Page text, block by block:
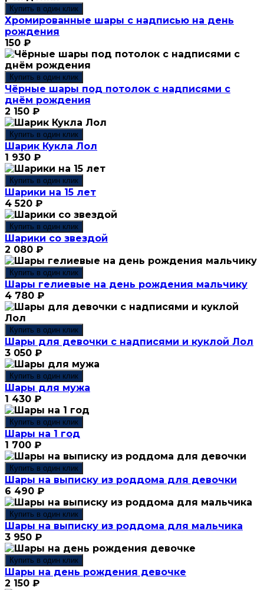
Купить в один клик
Хромированные шары с надписью на день
рождения
150 ₽
Купить в один клик
Чёрные шары под потолок с надписями с
днём рождения
2 150 ₽
Купить в один клик
Шарик Кукла Лол
1 930 ₽
Купить в один клик
Шарики на 15 лет
4 520 ₽
Купить в один клик
Шарики со звездой
2 080 ₽
Купить в один клик
Шары гелиевые на день рождения мальчику
4 780 ₽
Купить в один клик
Шары для девочки с надписями и куклой Лол
3 050 ₽
Купить в один клик
Шары для мужа
1 430 ₽
Купить в один клик
Шары на 1 год
1 700 ₽
Купить в один клик
Шары на выписку из роддома для девочки
6 490 ₽
Купить в один клик
Шары на выписку из роддома для мальчика
3 950 ₽
Купить в один клик
Шары на день рождения девочке
2 150 ₽